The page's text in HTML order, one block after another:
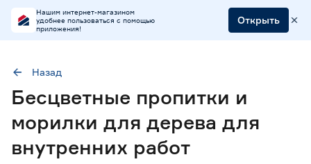
Нашим интернет-магазином
удобнее пользоваться с помощью
приложения!
Открыть
Область примененияДля внутренних и наружных работ
Для внутренних работ Цвет Бесцветный
Назад
Бесцветные пропитки и
морилки для дерева для
внутренних работ